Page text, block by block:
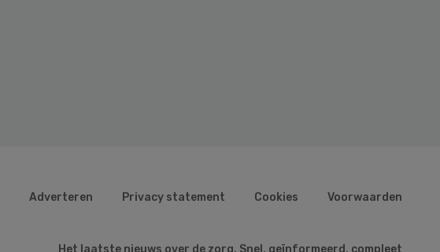
Adverteren Privacy statement Cookies Voorwaarden
Het laatste nieuws over de zorg. Snel, geïnformeerd, compleet